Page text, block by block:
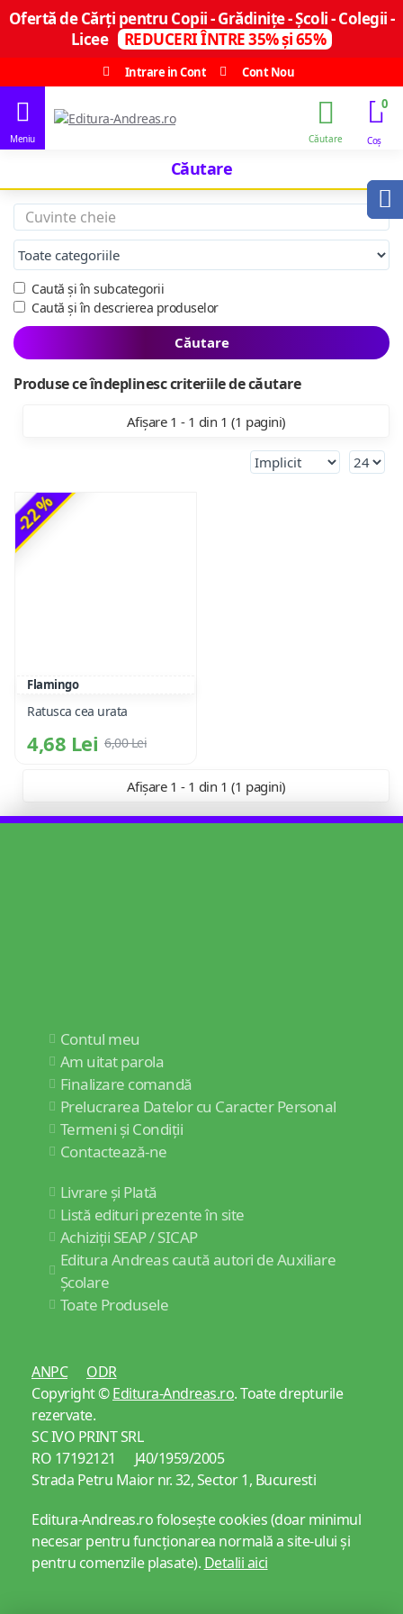
Ofertă de Cărți pentru Copii - Grădinițe - Școli - Colegii -
Licee
REDUCERI ÎNTRE 35% și 65%
Intrare in Cont
Cont Nou
0
Căutare
Caută și în subcategorii
Caută și în descrierea produselor
Căutare
Produse ce îndeplinesc criteriile de căutare
Afișare 1 - 1 din 1 (1 pagini)
-22 %
Flamingo
Ratusca cea urata
4,68 Lei 6,00 Lei
Afișare 1 - 1 din 1 (1 pagini)
Contul meu
Am uitat parola
Finalizare comandă
Prelucrarea Datelor cu Caracter Personal
Termeni și Condiții
Contactează-ne
Livrare și Plată
Listă edituri prezente în site
Achiziții SEAP / SICAP
Editura Andreas caută autori de Auxiliare
Școlare
Toate Produsele
ANPC
ODR
Copyright ©Editura-Andreas.ro. Toate drepturile
rezervate.
SC IVO PRINT SRL
RO 17192121 J40/1959/2005
Strada Petru Maior nr. 32, Sector 1, Bucuresti
Editura-Andreas.ro folosește cookies (doar minimul
necesar pentru funcționarea normală a site-ului și
pentru comenzile plasate). Detalii aici